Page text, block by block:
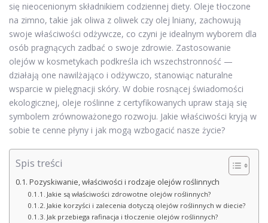
się nieocenionym składnikiem codziennej diety. Oleje tłoczone
na zimno, takie jak oliwa z oliwek czy olej lniany, zachowują
swoje właściwości odżywcze, co czyni je idealnym wyborem dla
osób pragnących zadbać o swoje zdrowie. Zastosowanie
olejów w kosmetykach podkreśla ich wszechstronność —
działają one nawilżająco i odżywczo, stanowiąc naturalne
wsparcie w pielęgnacji skóry. W dobie rosnącej świadomości
ekologicznej, oleje roślinne z certyfikowanych upraw stają się
symbolem zrównoważonego rozwoju. Jakie właściwości kryją w
sobie te cenne płyny i jak mogą wzbogacić nasze życie?
Spis treści
Pozyskiwanie, właściwości i rodzaje olejów roślinnych
Jakie są właściwości zdrowotne olejów roślinnych?
Jakie korzyści i zalecenia dotyczą olejów roślinnych w diecie?
Jak przebiega rafinacja i tłoczenie olejów roślinnych?